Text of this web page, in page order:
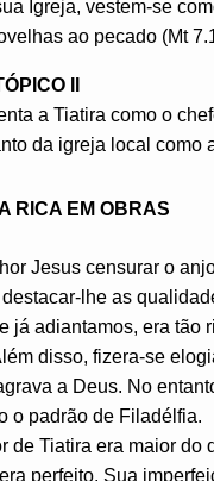
Igreja, vestem-se
ao pecado (Mt
II
a Tiatira como o
da igreja local como
RICA EM OBRAS
Jesus censurar o
lhe as
já adiantamos, era tão
disso, fizera-se
a Deus. No
o padrão de Filadélfia.
de Tiatira era maior do
perfeito. Sua